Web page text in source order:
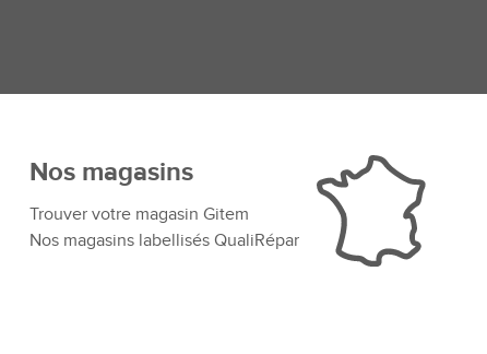
Nos magasins
Trouver votre magasin Gitem
Nos magasins labellisés QualiRépar